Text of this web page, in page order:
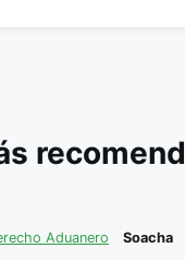
Aduanero Soacha